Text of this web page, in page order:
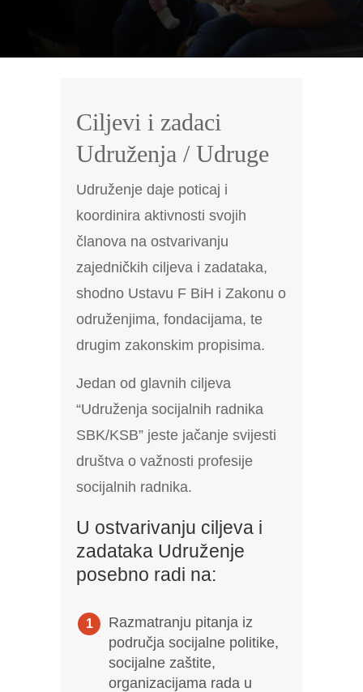
Ciljevi i zadaci
Udruženja / Udruge
Udruženje daje poticaj i
koordinira aktivnosti svojih
članova na ostvarivanju
zajedničkih ciljeva i zadataka,
shodno Ustavu F BiH i Zakonu o
odruženjima, fondacijama, te
drugim zakonskim propisima.
Jedan od glavnih ciljeva
“Udruženja socijalnih radnika
SBK/KSB” jeste jačanje svijesti
društva o važnosti profesije
socijalnih radnika.
U ostvarivanju ciljeva i
zadataka Udruženje
posebno radi na:
Razmatranju pitanja iz
područja socijalne politike,
socijalne zaštite,
organizacijama rada u